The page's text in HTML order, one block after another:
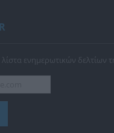
ενημερωτικών δελτίων